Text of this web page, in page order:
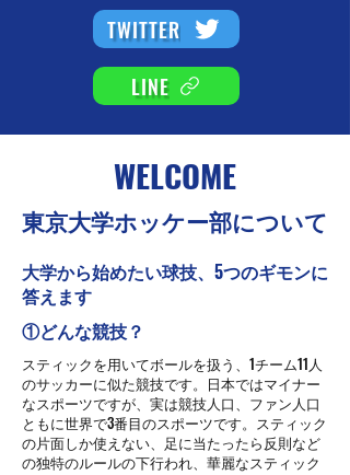
TWITTER
LINE
​WELCOME
​東京大学ホッケー部について
大学から始めたい球技、5つのギモンに
答えます
​①どんな競技？
スティックを用いてボールを扱う、1チーム11人
のサッカーに似た競技です。日本ではマイナー
なスポーツですが、実は競技人口、ファン人口
ともに世界で3番目のスポーツです。スティック
の片面しか使えない、足に当たったら反則など
の独特のルールの下行われ、華麗なスティック